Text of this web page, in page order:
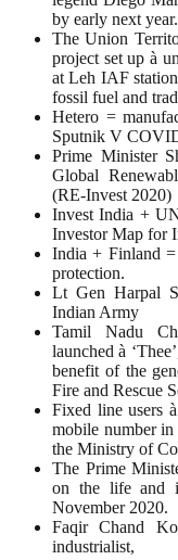
by early next year.
The Union
project set up à
at Leh IAF
fossil fuel and
Hetero =
Sputnik V
Prime Minister
Global
(RE-Invest 2020)
Invest India +
Investor Map for
India + Finland =
protection.
Lt Gen Harpal
Indian Army
Tamil Nadu
launched à
benefit of the
Fire and Rescue
Fixed line users
mobile number
the Ministry of
The Prime
on the life and
November 2020.
Faqir Chand
industrialist,